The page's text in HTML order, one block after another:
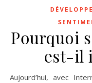
Pourquoi
est-il
Aujourd’hui, avec